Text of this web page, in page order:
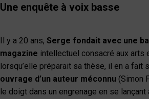
Une enquête à voix basse
Il y a 20 ans, Serge fondait avec une
magazine intellectuel consacré aux arts
lorsqu’elle préparait sa thèse, il en a fait
ouvrage d’un auteur méconnu (Simon
le doigt dans un engrenage en se